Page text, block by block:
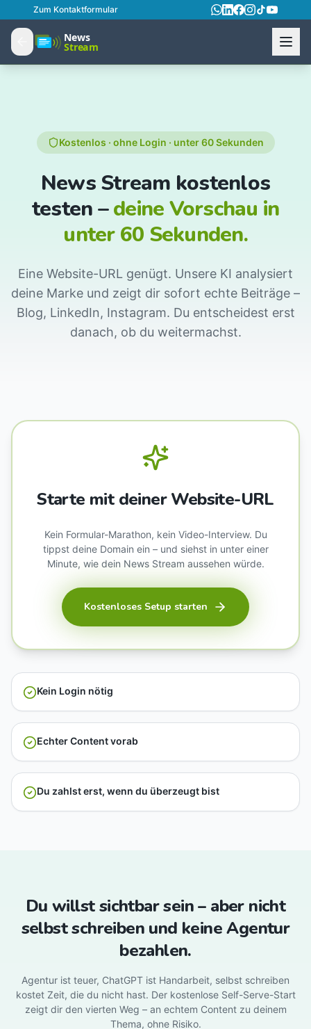
Zum Kontaktformular
Kostenlos · ohne Login · unter 60 Sekunden
News Stream kostenlos
testen – deine Vorschau in
unter 60 Sekunden.
Eine Website-URL genügt. Unsere KI analysiert
deine Marke und zeigt dir sofort echte Beiträge –
Blog, LinkedIn, Instagram. Du entscheidest erst
danach, ob du weitermachst.
Starte mit deiner Website-URL
Kein Formular-Marathon, kein Video-Interview. Du
tippst deine Domain ein – und siehst in unter einer
Minute, wie dein News Stream aussehen würde.
Kostenloses Setup starten
Kein Login nötig
Echter Content vorab
Du zahlst erst, wenn du überzeugt bist
Du willst sichtbar sein – aber nicht
selbst schreiben und keine Agentur
bezahlen.
Agentur ist teuer, ChatGPT ist Handarbeit, selbst schreiben
kostet Zeit, die du nicht hast. Der kostenlose Self-Serve-Start
zeigt dir den vierten Weg – an echtem Content zu deinem
Thema, ohne Risiko.